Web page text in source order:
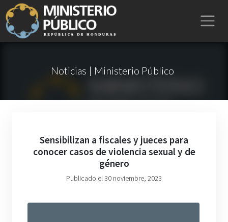
Noticias | Ministerio Público
Sensibilizan a fiscales y jueces para
conocer casos de violencia sexual y de
género
Publicado el 30 noviembre, 2023